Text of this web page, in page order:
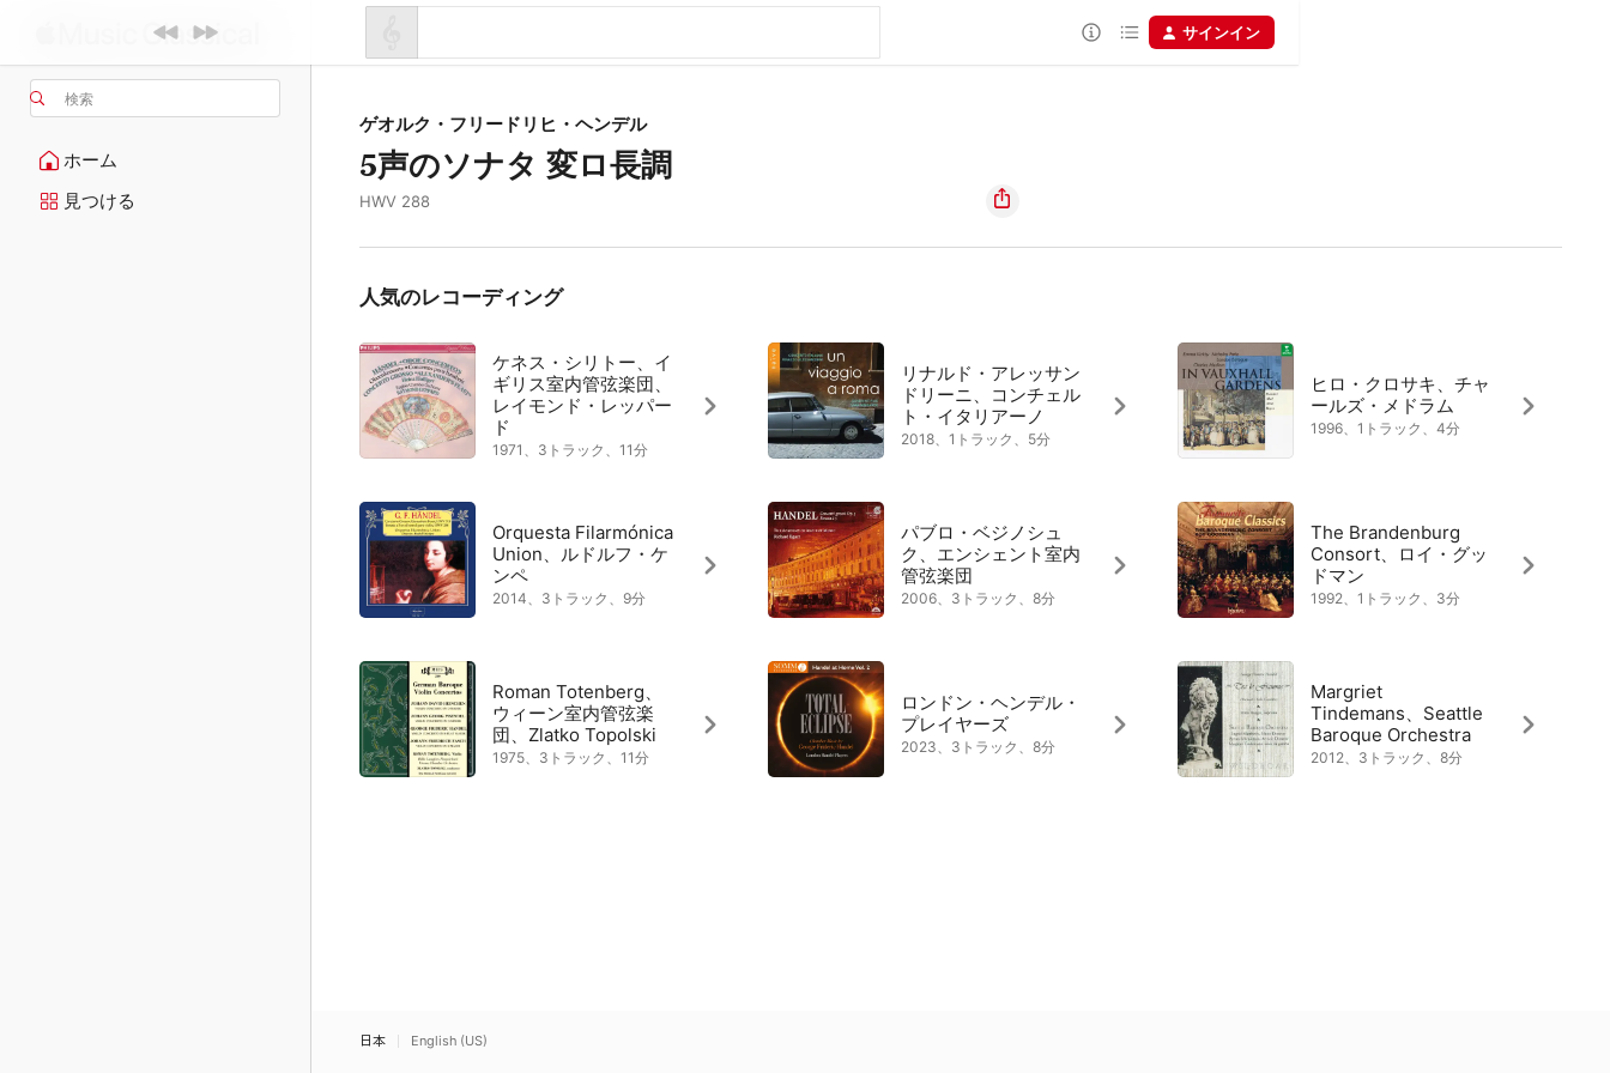
検索
ホーム
見つける
サインイン
ゲオルク・フリードリヒ・ヘンデル
5声のソナタ 変ロ長調
HWV 288
人気のレコーディング
ケネス・シリトー、イ
ギリス室内管弦楽団、
レイモンド・レッパー
ド
1971、3トラック、11分
Orquesta Filarmónica
Union、ルドルフ・ケ
ンペ
2014、3トラック、9分
Roman Totenberg、
ウィーン室内管弦楽
団、Zlatko Topolski
1975、3トラック、11分
リナルド・アレッサン
ドリーニ、コンチェル
ト・イタリアーノ
2018、1トラック、5分
パブロ・ベジノシュ
ク、エンシェント室内
管弦楽団
2006、3トラック、8分
ロンドン・ヘンデル・
プレイヤーズ
2023、3トラック、8分
ヒロ・クロサキ、チャ
ールズ・メドラム
1996、1トラック、4分
The Brandenburg
Consort、ロイ・グッ
ドマン
1992、1トラック、3分
Margriet
Tindemans、Seattle
Baroque Orchestra
2012、3トラック、8分
日本 English (US)